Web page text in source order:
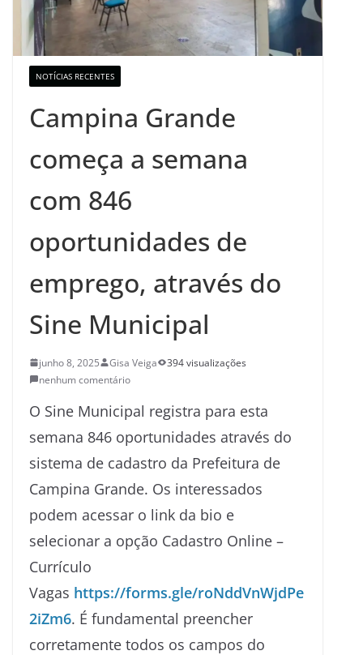
NOTÍCIAS RECENTES
Campina Grande
começa a semana
com 846
oportunidades de
emprego, através do
Sine Municipal
junho 8, 2025 Gisa Veiga
394 visualizações
nenhum comentário
O Sine Municipal registra para esta
semana 846 oportunidades através do
sistema de cadastro da Prefeitura de
Campina Grande. Os interessados
podem acessar o link da bio e
selecionar a opção Cadastro Online –
Currículo
Vagas https://forms.gle/roNddVnWjdPe
2iZm6. É fundamental preencher
corretamente todos os campos do